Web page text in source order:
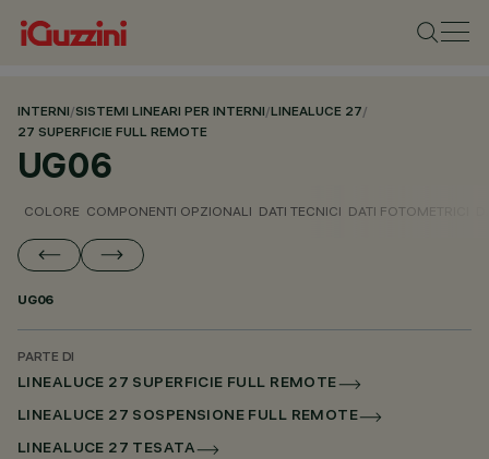
INTERNI/SISTEMI LINEARI PER INTERNI/LINEALUCE 27/
27 SUPERFICIE FULL REMOTE
UG06
COLORE COMPONENTI OPZIONALI DATI TECNICI DATI FOTOMETRICI
UG06
PARTE DI
LINEALUCE 27 SUPERFICIE FULL REMOTE
LINEALUCE 27 SOSPENSIONE FULL REMOTE
LINEALUCE 27 TESATA